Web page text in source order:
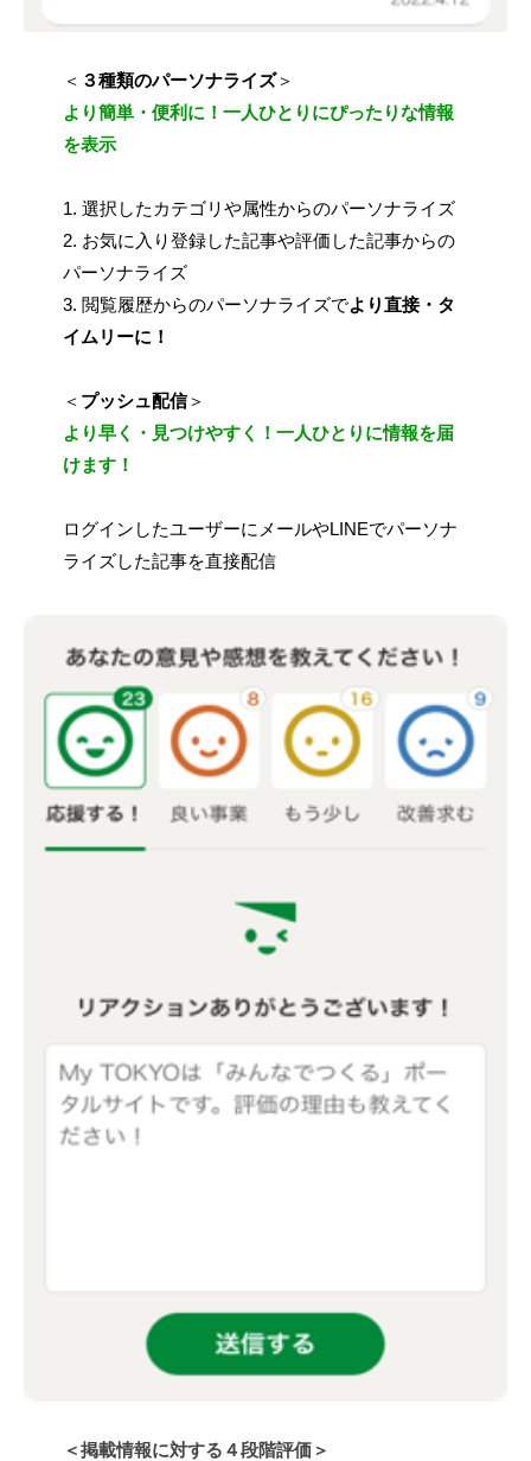
＜ ３種類のパーソナライズ＞
より簡単・便利に！一人ひとりにぴったりな情報
を表示
1. 選択したカテゴリや属性からのパーソナライズ
2. お気に入り登録した記事や評価した記事からの
パーソナライズ
3. 閲覧履歴からのパーソナライズでより直接・タ
イムリーに！
＜ プッシュ配信＞
より早く・見つけやすく！一人ひとりに情報を届
けます！
ログインしたユーザーにメールやLINEでパーソナ
ライズした記事を直接配信
＜掲載情報に対する４段階評価＞